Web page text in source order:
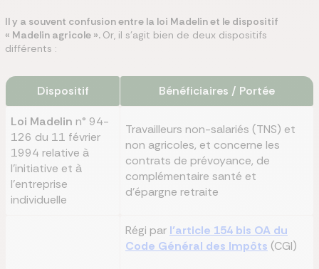
Il y a souvent confusion entre la loi Madelin et le dispositif
« Madelin agricole ». Or, il s’agit bien de deux dispositifs
différents :
Dispositif Bénéficiaires / Portée
Loi Madelin n° 94-
126 du 11 février
1994 relative à
l'initiative et à
l'entreprise
individuelle
Travailleurs non-salariés (TNS) et
non agricoles, et concerne les
contrats de prévoyance, de
complémentaire santé et
d’épargne retraite
Régi par l’article 154 bis OA du
Code Général des Impôts (CGI)